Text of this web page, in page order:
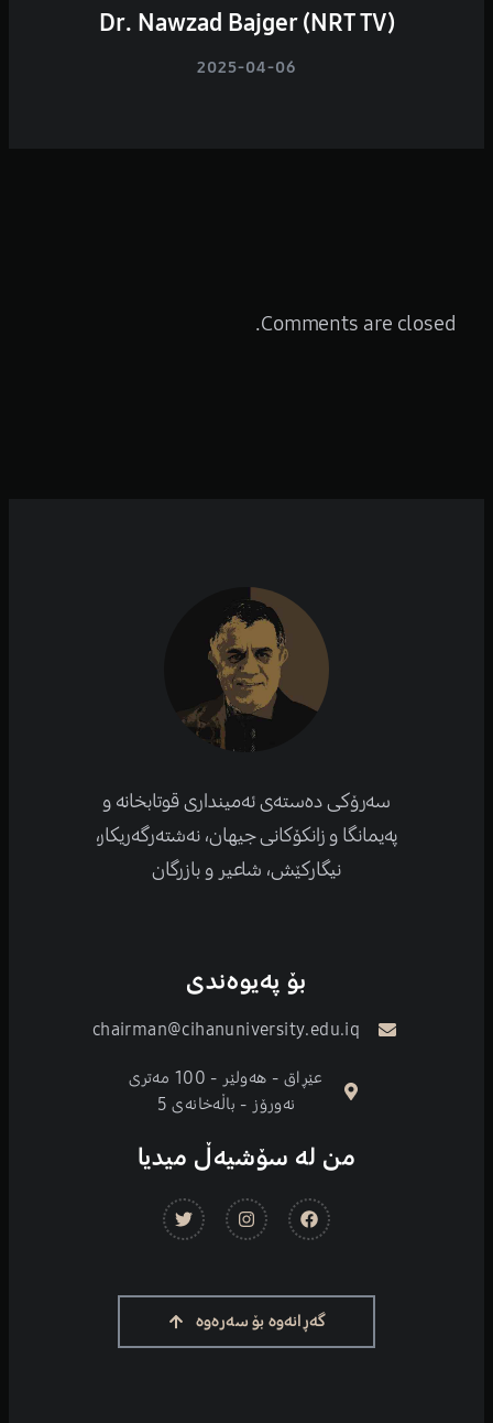
Dr. Nawzad Bajger (NRT TV)
2025-04-06
Comments are closed.
سەرۆکی دەستەی ئەمینداری قوتابخانە و
پەیمانگا و زانکۆكانی جیهان، نەشتەرگەریكار،
نیگارکێش، شاعیر و بازرگان
بۆ پەیوەندی
chairman@cihanuniversity.edu.iq
عێڕاق - هەولێر - 100 مەتری
نەورۆز - باڵەخانەی 5
من لە سۆشیەڵ میدیا
گەڕانەوە بۆ سەرەوە